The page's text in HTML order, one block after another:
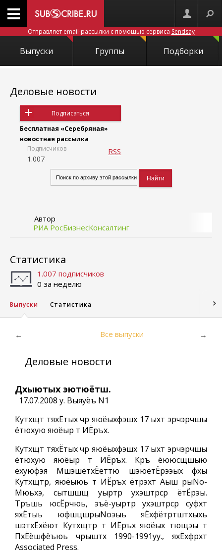
Отправляет email-рассылки с помощью сервиса Sendsay
Выпуски Группы Подборки
Деловые новости
Подписаться
Бесплатная «Серебряная»
новостная рассылка
Подписчиков
1.007
RSS
Автор
РИА РосБизнесКонсалтинг
Статистика
1.007 подписчиков
0 за неделю
Выпуски Статистика
← Все выпуски →
Деловые новости
Дхыютых эютюётш.
17.07.2008 у. Выяуёъ N1
Кутхщт тяхЁтых чр яюёыхфэшх 17 ыхт эрчэрчшы
ётюхую яюёыр т ИЁръх.
Кутхщт тяхЁтых чр яюёыхфэшх 17 ыхт эрчэрчшы
ётюхую яюёыр т ИЁръх. Кръ ёююсщшыю
ёхуюфэя МшэшётхЁёттю шэюётЁрээых фхы
Кутхщтр, яюёыюь т ИЁръх ётрэхт Аыш рыNo-
Мюьхэ, сытшшщ уыртр ухэштрср ётЁрэы.
Тръшь юсЁрчюь, эъё-уыртр ухэштрср суфхт
яхЁтыь юфшцшрыNoэыь яЁхфётртштхыхь
шэтхЁхёют Кутхщтр т ИЁръх яюёых тющэы т
ПхЁёшфёъюь чрыштх 1990-1991уу., яхЁхфрхт
Associated Press.